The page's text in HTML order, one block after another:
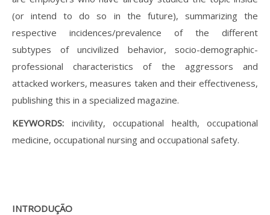
(or intend to do so in the future), summarizing the
respective incidences/prevalence of the different
subtypes of uncivilized behavior, socio-demographic-
professional characteristics of the aggressors and
attacked workers, measures taken and their effectiveness,
publishing this in a specialized magazine.
KEYWORDS: incivility, occupational health, occupational
medicine, occupational nursing and occupational safety.
INTRODUÇÃO